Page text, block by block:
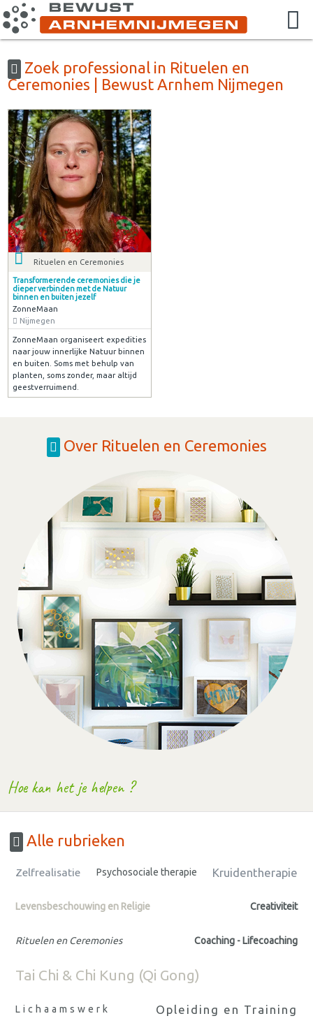
Zoek professional in Rituelen en
Ceremonies | Bewust Arnhem Nijmegen
Rituelen en Ceremonies
Transformerende ceremonies die je
dieper verbinden met de Natuur
binnen en buiten jezelf
ZonneMaan
Nijmegen
ZonneMaan organiseert expedities
naar jouw innerlijke Natuur binnen
en buiten. Soms met behulp van
planten, soms zonder, maar altijd
geestverruimend.
Over Rituelen en Ceremonies
Hoe kan het je helpen ?
Alle rubrieken
Zelfrealisatie Psychosociale therapie Kruidentherapie
Levensbeschouwing en Religie Creativiteit
Rituelen en Ceremonies Coaching - Lifecoaching
Tai Chi & Chi Kung (Qi Gong)
Lichaamswerk Opleiding en Training